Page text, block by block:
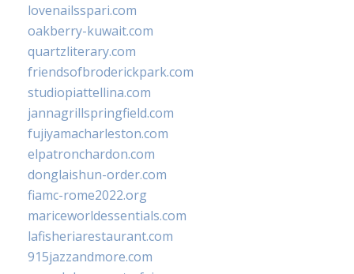
lovenailsspari.com
oakberry-kuwait.com
quartzliterary.com
friendsofbroderickpark.com
studiopiattellina.com
jannagrillspringfield.com
fujiyamacharleston.com
elpatronchardon.com
donglaishun-order.com
fiamc-rome2022.org
mariceworldessentials.com
lafisheriarestaurant.com
915jazzandmore.com